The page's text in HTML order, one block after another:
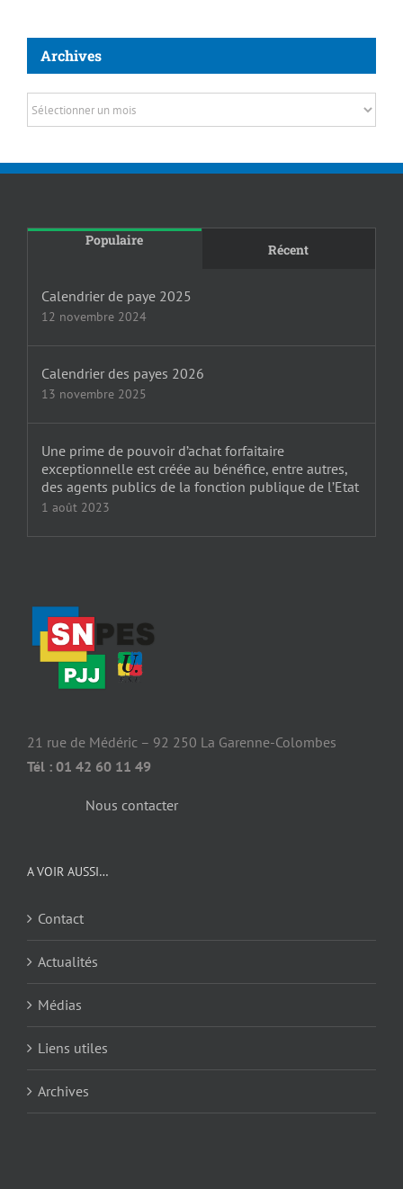
Archives
Archives
Populaire
Récent
Calendrier de paye 2025
12 novembre 2024
Calendrier des payes 2026
13 novembre 2025
Une prime de pouvoir d’achat forfaitaire
exceptionnelle est créée au bénéfice, entre autres,
des agents publics de la fonction publique de l’Etat
1 août 2023
21 rue de Médéric – 92 250 La Garenne-Colombes
Tél : 01 42 60 11 49
Nous contacter
A VOIR AUSSI…
Contact
Actualités
Médias
Liens utiles
Archives